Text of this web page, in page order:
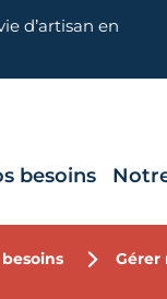
d’artisan en
besoins
besoins Gérer